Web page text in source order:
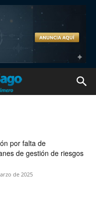
por falta de
de gestión de riesgos
de 2025